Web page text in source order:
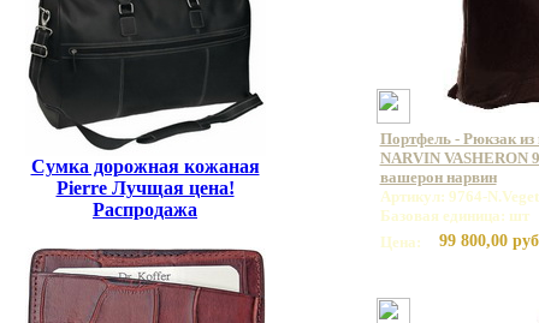
Сумка дорожная кожаная
Pierre Лучщая цена!
Распродажа
Портфель - Рюкзак
NARVIN VASHERON
вашерон нарвин
Артикул: 9764-
Базовая единица: шт
Цена:
99 800,00